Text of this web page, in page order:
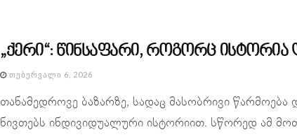
„ქერი“: წინსაფარი, როგორც ისტორია
ᲗᲔᲑᲔᲠᲕᲐᲚᲘ 6, 2026
თანამედროვე ბაზარზე, სადაც მასობრივი
ნივთებს ინდივიდუალური ისტორიით. სწორედ ამ